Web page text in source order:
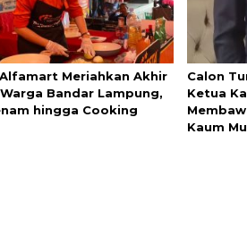
Meriahkan Akhir
Bandar Lampung,
hingga Cooking
Calon
Ketua
Kaum